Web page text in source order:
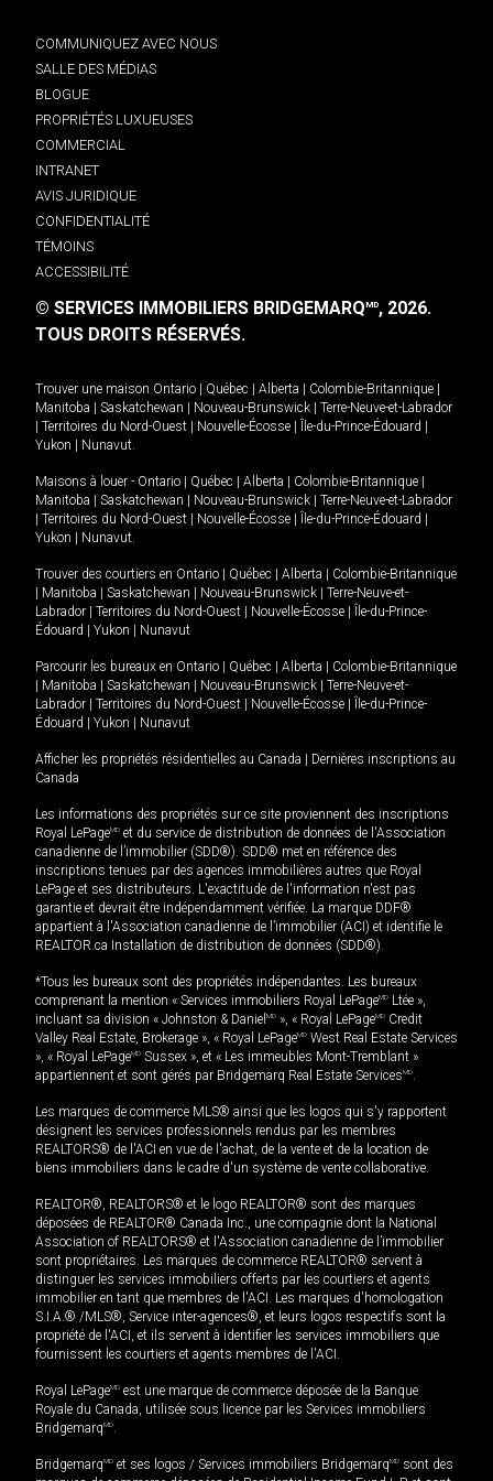
COMMUNIQUEZ AVEC NOUS
SALLE DES MÉDIAS
BLOGUE
PROPRIÉTÉS LUXUEUSES
COMMERCIAL
INTRANET
AVIS JURIDIQUE
CONFIDENTIALITÉ
TÉMOINS
ACCESSIBILITÉ
© SERVICES IMMOBILIERS BRIDGEMARQMD, 2026.
TOUS DROITS RÉSERVÉS.
Trouver une maison Ontario Québec Alberta Colombie-Britannique
Manitoba
Saskatchewan Nouveau-Brunswick
Terre-Neuve-et-Labrador
Territoires du Nord-Ouest Nouvelle-Écosse Île-du-Prince-Édouard
Yukon
Nunavut.
Maisons à louer - Ontario Québec Alberta Colombie-Britannique
Manitoba
Saskatchewan Nouveau-Brunswick
Terre-Neuve-et-Labrador
Territoires du Nord-Ouest Nouvelle-Écosse Île-du-Prince-Édouard
Yukon
Nunavut.
Trouver des courtiers en Ontario Québec Alberta
Colombie-Britannique
Manitoba Saskatchewan Nouveau-Brunswick
Terre-Neuve-et-
Labrador
Territoires du Nord-Ouest Nouvelle-Écosse
Île-du-Prince-
Édouard
Yukon Nunavut
Parcourir les bureaux en Ontario Québec Alberta
Colombie-Britannique
Manitoba Saskatchewan Nouveau-Brunswick
Terre-Neuve-et-
Labrador
Territoires du Nord-Ouest Nouvelle-Écosse
Île-du-Prince-
Édouard
Yukon Nunavut
Afficher les propriétés résidentielles au Canada
Dernières inscriptions au
Canada
Les informations des propriétés sur ce site proviennent des inscriptions
Royal LePageMD et du service de distribution de données de l'Association
canadienne de l’immobilier (SDD®). SDD® met en référence des
inscriptions tenues par des agences immobilières autres que Royal
LePage et ses distributeurs. L'exactitude de l'information n'est pas
garantie et devrait être indépendamment vérifiée. La marque DDF®
appartient à l'Association canadienne de l’immobilier (ACI) et identifie le
REALTOR.ca Installation de distribution de données (SDD®).
*Tous les bureaux sont des propriétés indépendantes. Les bureaux
comprenant la mention « Services immobiliers Royal LePageMD Ltée »,
incluant sa division « Johnston & Daniel MD », « Royal LePageMD Credit
Valley Real Estate, Brokerage », « Royal LePageMD West Real Estate Services
», « Royal LePageMD Sussex », et « Les immeubles Mont-Tremblant »
appartiennent et sont gérés par Bridgemarq Real Estate ServicesMD.
Les marques de commerce MLS® ainsi que les logos qui s'y rapportent
désignent les services professionnels rendus par les membres
REALTORS® de l'ACI en vue de l'achat, de la vente et de la location de
biens immobiliers dans le cadre d'un système de vente collaborative.
REALTOR®, REALTORS® et le logo REALTOR® sont des marques
déposées de REALTOR® Canada Inc., une compagnie dont la National
Association of REALTORS® et l'Association canadienne de l’immobilier
sont propriétaires. Les marques de commerce REALTOR® servent à
distinguer les services immobiliers offerts par les courtiers et agents
immobilier en tant que membres de l'ACI. Les marques d'homologation
S.I.A.® /MLS®, Service inter-agences®, et leurs logos respectifs sont la
propriété de l'ACI, et ils servent à identifier les services immobiliers que
fournissent les courtiers et agents membres de l'ACI.
Royal LePageMD est une marque de commerce déposée de la Banque
Royale du Canada, utilisée sous licence par les Services immobiliers
BridgemarqMD.
BridgemarqMD et ses logos / Services immobiliers BridgemarqMD sont des